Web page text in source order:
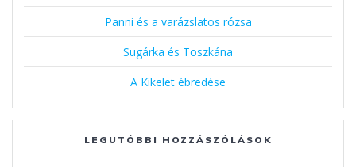
Panni és a varázslatos rózsa
Sugárka és Toszkána
A Kikelet ébredése
LEGUTÓBBI HOZZÁSZÓLÁSOK